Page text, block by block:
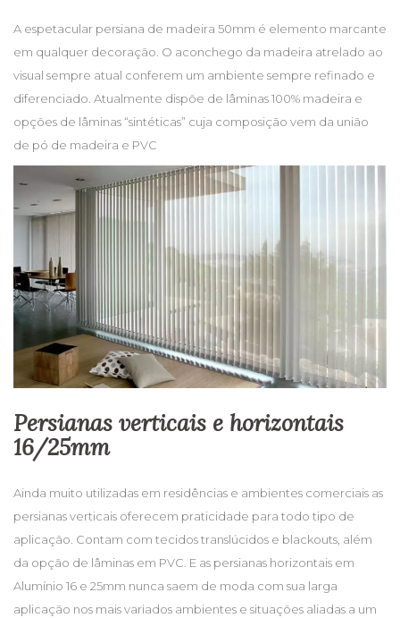
A espetacular persiana de madeira 50mm é elemento marcante
em qualquer decoração. O aconchego da madeira atrelado ao
visual sempre atual conferem um ambiente sempre refinado e
diferenciado. Atualmente dispõe de lâminas 100% madeira e
opções de lâminas “sintéticas” cuja composição vem da união
de pó de madeira e PVC
Persianas verticais e horizontais
16/25mm
Ainda muito utilizadas em residências e ambientes comerciais as
persianas verticais oferecem praticidade para todo tipo de
aplicação. Contam com tecidos translúcidos e blackouts, além
da opção de lâminas em PVC. E as persianas horizontais em
Alumínio 16 e 25mm nunca saem de moda com sua larga
aplicação nos mais variados ambientes e situações aliadas a um